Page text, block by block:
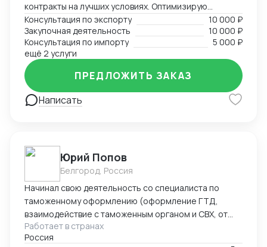
контракты на лучших условиях. Оптимизирую
логистику и обеспечивая скорость поставок.
Консультация по экспорту
10 000 ₽
Закупочная деятельность
10 000 ₽
Консультация по импорту
5 000 ₽
ещё 2 услуги
Написать
ПРЕДЛОЖИТЬ ЗАКАЗ
Юрий Попов
Белгород, Россия
Начинал свою деятельность со специалиста по
таможенному оформлению (оформление ГТД,
взаимодействие с таможенным органом и СВХ, от
закрытия процедуры ВТТ до выпуска товара), после
работал руководителем предприятия (полный цикл
Работает в странах
Россия